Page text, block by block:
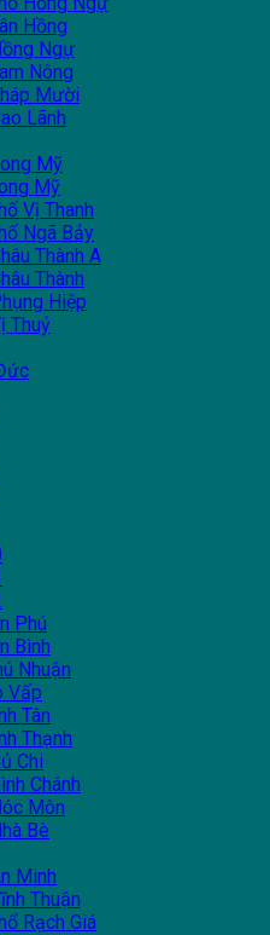
Hồng
Ngự
Nông
Mười
Lãnh
Mỹ
Mỹ
Vị Thanh
Ngã Bảy
Thành A
Thành
Hiệp
Thuỷ
Phú
Bình
Nhuận
Vấp
Tân
Thạnh
Chi
Chánh
Môn
Bè
Minh
Thuận
Rạch Giá